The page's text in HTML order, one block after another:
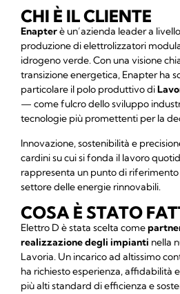
CHI È IL CLIENTE
Enapterè un’azienda leader a
produzione di elettrolizzatori
idrogeno verde. Con una visione
transizione energetica, Enapter ha
particolare il polo produttivo di
— come fulcro dello sviluppo
tecnologie più promettenti per la
Innovazione, sostenibilità e
cardini su cui si fonda il lavoro
rappresenta un punto di
settore delle energie rinnovabili.
COSA È STATO
Elettro D è stata scelta come
realizzazione degli impianti nella
Lavoria. Un incarico ad altissimo
ha richiesto esperienza, affidabilità
più alti standard di efficienza e